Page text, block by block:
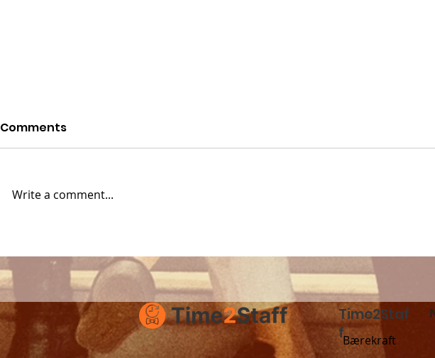
Weddings &
Konfirmasjon season
season? Easy staffing
with Time2Staff!
Comments
Write a comment...
Time2Staf
fBærekraft